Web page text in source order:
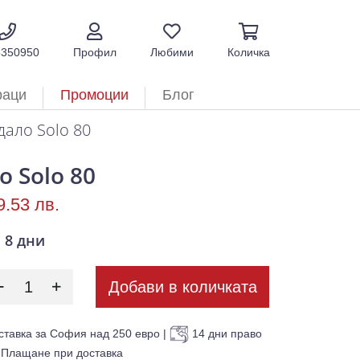
Профил Любими Количка
Промоции Блог
Solo 80
Solo 80
лв.
8 дни
Добави в количката
за София над 250 евро |
14 дни право
Плащане при доставка